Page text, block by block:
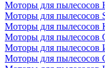
Моторы для пылесосов
Моторы для пылесосов
Моторы для пылесосов
Моторы для пылесосов
Моторы для
Моторы для пылесосов